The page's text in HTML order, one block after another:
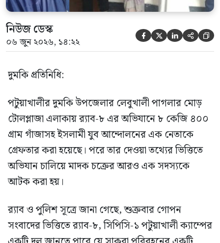
নিউজ ডেস্ক
০৬ জুন ২০২৬, ১৪:২২     
দুমকি প্রতিনিধি:
পটুয়াখালীর দুমকি উপজেলার লেবুখালী পাগলার মোড়
টোলপ্লাজা এলাকায় র‍্যাব-৮ এর অভিযানে ৮ কেজি ৪০০
গ্রাম গাঁজাসহ ইসলামী যুব আন্দোলনের এক নেতাকে
গ্রেফতার করা হয়েছে। পরে তার দেওয়া তথ্যের ভিত্তিতে
অভিযান চালিয়ে মাদক চক্রের আরও এক সদস্যকে
আটক করা হয়।
র‍্যাব ও পুলিশ সূত্রে জানা গেছে, শুক্রবার গোপন
সংবাদের ভিত্তিতে র‍্যাব-৮, সিপিসি-১ পটুয়াখালী ক্যাম্পের